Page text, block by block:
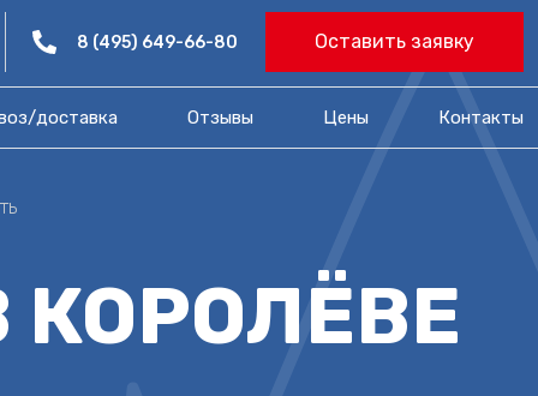
8 (495) 649-66-80 Оставить заявку
доставка Отзывы Цены​ Контакты
КОРОЛЁВЕ